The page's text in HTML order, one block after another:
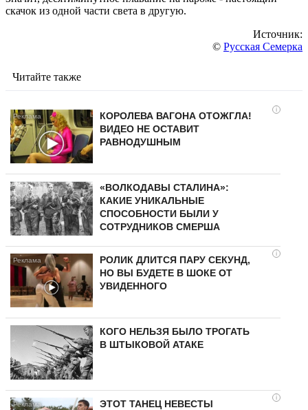
скачок из одной части света в другую.
Источник:
© Русская Семерка
Читайте также
i
КОРОЛЕВА ВАГОНА ОТОЖГЛА!
ВИДЕО НЕ ОСТАВИТ
РАВНОДУШНЫМ
«ВОЛКОДАВЫ СТАЛИНА»:
КАКИЕ УНИКАЛЬНЫЕ
СПОСОБНОСТИ БЫЛИ У
СОТРУДНИКОВ СМЕРША
i
РОЛИК ДЛИТСЯ ПАРУ СЕКУНД,
НО ВЫ БУДЕТЕ В ШОКЕ ОТ
УВИДЕННОГО
КОГО НЕЛЬЗЯ БЫЛО ТРОГАТЬ
В ШТЫКОВОЙ АТАКЕ
i
ЭТОТ ТАНЕЦ НЕВЕСТЫ